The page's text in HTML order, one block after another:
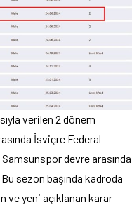
verilen 2 dönem
İsviçre Federal
devre arasında
sezon başında kadroda
ve yeni açıklanan karar